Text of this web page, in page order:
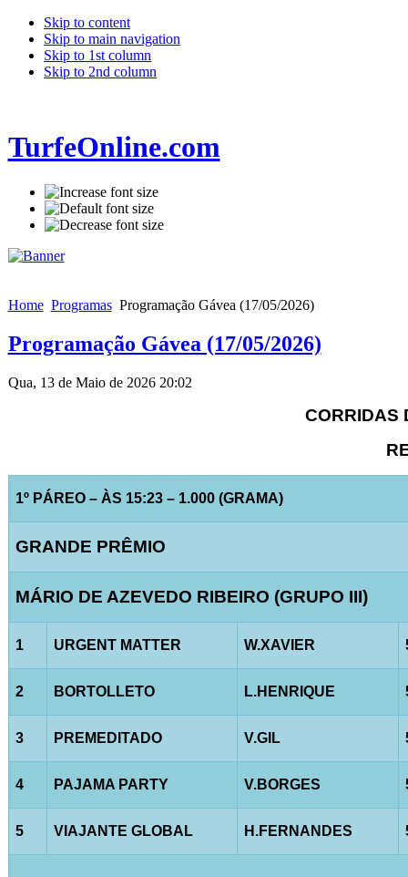
Skip to content
Skip to main navigation
Skip to 1st column
Skip to 2nd column
TurfeOnline.com
Home Programas Programação Gávea (17/05/2026)
Programação Gávea (17/05/2026)
Qua, 13 de Maio de 2026 20:02
CORRIDAS
1º PÁREO – ÀS 15:23 – 1.000 (GRAMA)
GRANDE PRÊMIO
MÁRIO DE AZEVEDO RIBEIRO (GRUPO III)
1 URGENT MATTER W.XAVIER
2 BORTOLLETO L.HENRIQUE
3 PREMEDITADO V.GIL
4 PAJAMA PARTY V.BORGES
5 VIAJANTE GLOBAL H.FERNANDES